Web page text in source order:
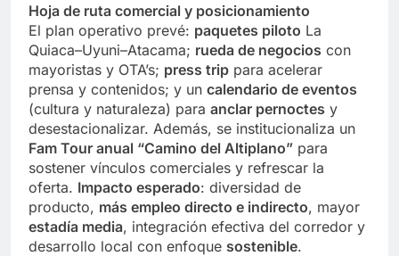
Hoja de ruta comercial y posicionamiento
El plan operativo prevé: paquetes piloto La
Quiaca–Uyuni–Atacama; rueda de negocios con
mayoristas y OTA’s; press trip para acelerar
prensa y contenidos; y un calendario de eventos
(cultura y naturaleza) para anclar pernoctes y
desestacionalizar. Además, se institucionaliza un
Fam Tour anual “Camino del Altiplano” para
sostener vínculos comerciales y refrescar la
oferta. Impacto esperado: diversidad de
producto, más empleo directo e indirecto, mayor
estadía media, integración efectiva del corredor y
desarrollo local con enfoque sostenible.